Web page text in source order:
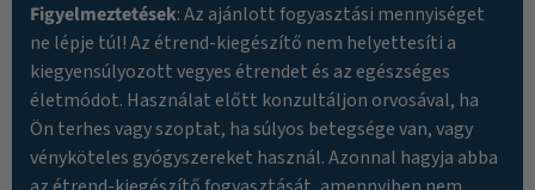
Figyelmeztetések: Az ajánlott fogyasztási mennyiséget
ne lépje túl! Az étrend-kiegészítő nem helyettesíti a
kiegyensúlyozott vegyes étrendet és az egészséges
életmódot. Használat előtt konzultáljon orvosával, ha
Ön terhes vagy szoptat, ha súlyos betegsége van, vagy
vényköteles gyógyszereket használ. Azonnal hagyja abba